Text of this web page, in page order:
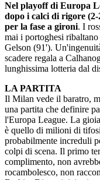
Nel playoff di Europa
dopo i calci di rigore
per la fase a gironi. I
mai i portoghesi
Gelson (91').
scadere regala a
lunghissima lotteria dal
LA PARTITA
Il Milan vede il baratro,
una partita che definire
l'Europa League. La
è quello di milioni di
probabilmente increduli
colpi di scena. Il primo
complimento, non
rocambolesco, non